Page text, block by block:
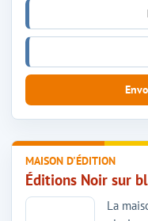
MAISON D'ÉDITION
Éditions Noir sur
La